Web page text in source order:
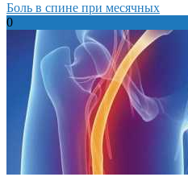
Боль в спине при месячных
0